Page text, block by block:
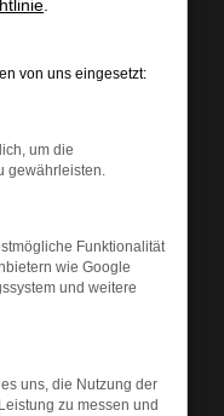
von uns eingesetzt:
um die
gewährleisten.
Funktionalität
wie Google
und weitere
uns, die Nutzung der
zu messen und